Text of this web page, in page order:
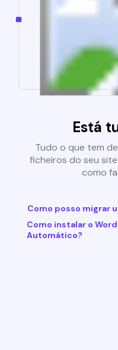
Está
Tudo o que tem
ficheiros do seu
como
Como posso migrar
Como instalar o
Automático?